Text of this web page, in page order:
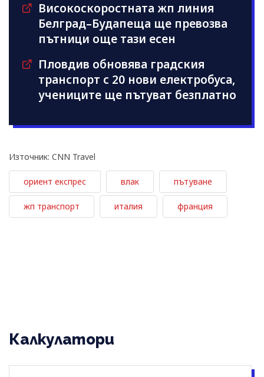
Високоскоростната жп линия
Белград–Будапеща ще превозва
пътници още тази есен
Пловдив обновява градския
транспорт с 20 нови електробуса,
учениците ще пътуват безплатно
Източник: CNN Travel
ориент експрес влак пътуване
жп транспорт италия франция
Калкулатори